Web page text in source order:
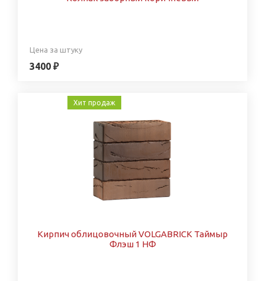
Цена за штуку
3400 ₽
Хит продаж
Кирпич облицовочный VOLGABRICK Таймыр
Флэш 1 НФ